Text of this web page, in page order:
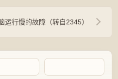
运行慢的故障（转自2345）